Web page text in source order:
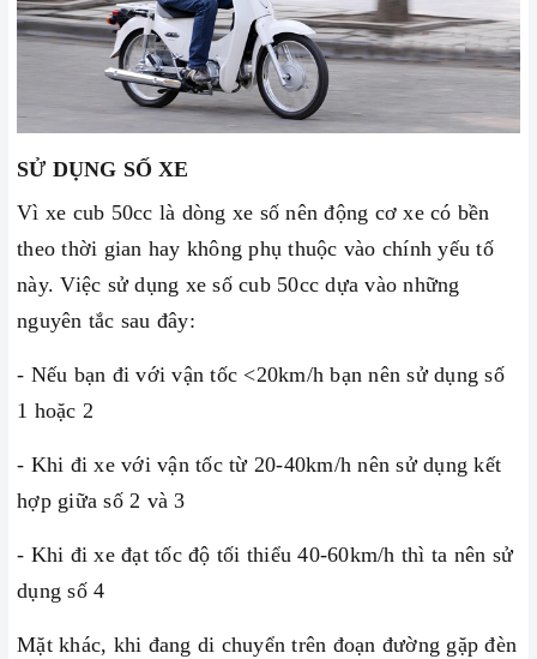
SỬ DỤNG SỐ XE
Vì xe cub 50cc là dòng xe số nên động cơ xe có bền
theo thời gian hay không phụ thuộc vào chính yếu tố
này. Việc sử dụng xe số cub 50cc dựa vào những
nguyên tắc sau đây:
- Nếu bạn đi với vận tốc <20km/h bạn nên sử dụng số
1 hoặc 2
- Khi đi xe với vận tốc từ 20-40km/h nên sử dụng kết
hợp giữa số 2 và 3
- Khi đi xe đạt tốc độ tối thiểu 40-60km/h thì ta nên sử
dụng số 4
Mặt khác, khi đang di chuyển trên đoạn đường gặp đèn